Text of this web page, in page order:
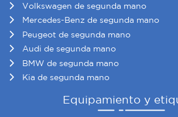
Volkswagen de segunda mano
Mercedes-Benz de segunda mano
Peugeot de segunda mano
Audi de segunda mano
BMW de segunda mano
Kia de segunda mano
Equipamiento y